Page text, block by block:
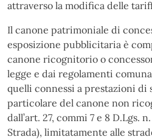
attraverso la modifica delle
Il canone patrimoniale di
esposizione pubblicitaria è
canone ricognitorio o
legge e dai regolamenti
quelli connessi a prestazioni di
particolare del canone non
dall’art. 27, commi 7 e 8 D.Lgs.
Strada), limitatamente alle